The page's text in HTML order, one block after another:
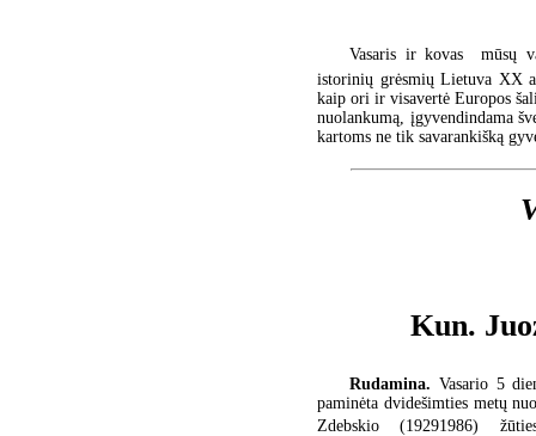
Vasaris ir kovas  mūsų
istorinių grėsmių Lietuva XX
kaip ori ir visavertė Europos
nuolankumą, įgyvendindama
kartoms ne tik savarankišką
Kun.
Rudamina. Vasario 5
paminėta dvidešimties metų
Zdebskio (19291986)